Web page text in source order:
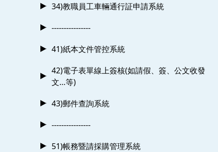
34)教職員工車輛通行証申請系統
----------------
41)紙本文件管控系統
42)電子表單線上簽核(如請假、簽、公文收發
文…等)
43)郵件查詢系統
----------------
51)帳務暨請採購管理系統